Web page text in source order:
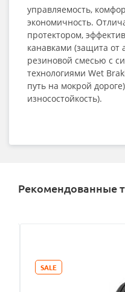
управляемость,
экономичность.
протектором,
канавками (защита от
резиновой смесью с
технологиями Wet
путь на мокрой
износостойкость).
Рекомендованные
SALE